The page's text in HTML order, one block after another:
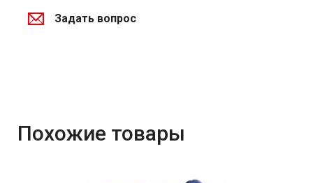
Задать вопрос
Похожие товары